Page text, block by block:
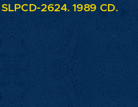
2624. 1989 CD.